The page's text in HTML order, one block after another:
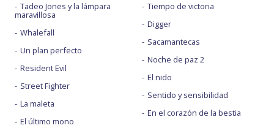
Tadeo Jones y la lámpara
maravillosa
Whalefall
Un plan perfecto
Resident Evil
Street Fighter
La maleta
El último mono
Tiempo de victoria
Digger
Sacamantecas
Noche de paz 2
El nido
Sentido y sensibilidad
En el corazón de la bestia